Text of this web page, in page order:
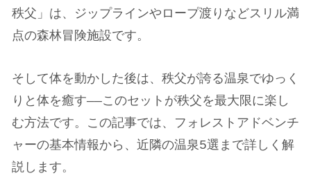
秩父」は、ジップラインやロープ渡りなどスリル満
点の森林冒険施設です。
そして体を動かした後は、秩父が誇る温泉でゆっく
りと体を癒す——このセットが秩父を最大限に楽し
む方法です。この記事では、フォレストアドベンチ
ャーの基本情報から、近隣の温泉5選まで詳しく解
説します。